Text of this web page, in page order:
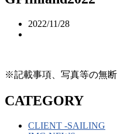
2022/11/28
※記載事項、写真等の無断
CATEGORY
CLIENT -SAILING